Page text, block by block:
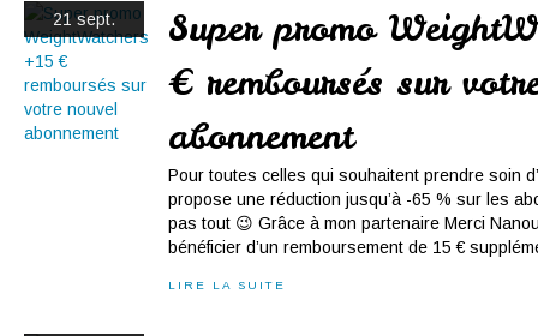
21 sept.
Super promo
€ remboursés sur
abonnement
Pour toutes celles qui souhaitent prendre soin
propose une réduction jusqu’à -65 % sur les
pas tout 😉 Grâce à mon partenaire Merci
bénéficier d’un remboursement de 15 €
LIRE LA SUITE